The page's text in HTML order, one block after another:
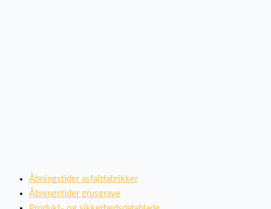
Åbningstider asfaltfabrikker
Åbningstider grusgrave